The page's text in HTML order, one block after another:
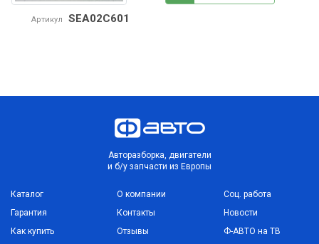
Артикул SEA02C601
Авторазборка, двигатели
и б/у запчасти из Европы
Каталог
Гарантия
Как купить
О компании
Контакты
Отзывы
Соц. работа
Новости
Ф-АВТО на ТВ